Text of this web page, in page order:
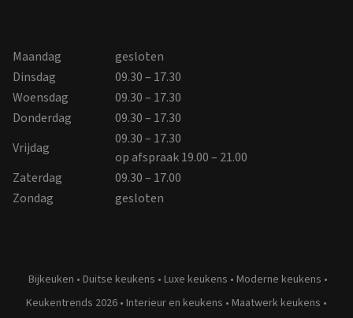
Maandag
gesloten
Dinsdag
09.30 – 17.30
Woensdag
09.30 – 17.30
Donderdag
09.30 – 17.30
Vrijdag
09.30 – 17.30
op afspraak 19.00 – 21.00
Zaterdag
09.30 – 17.00
Zondag
gesloten
Bijkeuken • Duitse keukens • Luxe keukens • Moderne keukens •
Keukentrends 2026 • Interieur en keukens • Maatwerk keukens •